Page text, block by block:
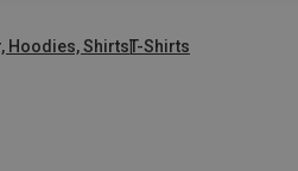
Hoodies, ShirtsT-Shirts